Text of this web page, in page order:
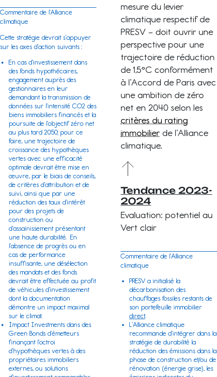
Commentaire de l’Alliance
climatique
Cette stratégie devrait s’appuyer
sur les axes d’action suivants :
En cas d’investissement dans
des fonds hypothécaires,
engagement auprès des
gestionnaires en leur
demandant la transmission de
données sur l’intensité CO2 des
biens immobiliers financés et la
poursuite de l’objectif zéro net
au plus tard 2050; pour ce
faire, une trajectoire de
croissance des hypothèques
vertes avec une efficacité
optimale devrait être mise en
œuvre, par le biais de conseils,
de critères d’attribution et de
suivi, ainsi que par une
réduction des taux d’intérêt
pour des projets de
construction ou
d’assainissement présentant
une haute durabilité. En
l’absence de progrès ou en
cas de performance
insuffisante, une désélection
des mandats et des fonds
devrait être effectuée au profit
de véhicules d’investissement
dont la documentation
démontre un impact maximal
sur le climat.
Impact Investments dans des
Green Bonds d’émetteurs
finançant l’octroi
d’hypothèques vertes à des
propriétaires immobiliers
externes, ou solutions
mesure du levier
climatique respectif de
PRESV – doit ouvrir une
perspective pour une
trajectoire de réduction
de 1,5°C conformément
à l’Accord de Paris avec
une ambition de zéro
net en 2040 selon les
critères du rating
immobilier de l’Alliance
climatique.
Tendance 2023-
2024
Evaluation: potentiel au
Vert clair
Commentaire de l’Alliance
climatique
PRESV a initialisé la
décarbonisation des
chauffages fossiles restants de
son portefeuille immobilier
direct.
L’Alliance climatique
recommande d’intégrer dans la
stratégie de durabilité la
réduction des émissions dans la
phase de construction et/ou de
rénovation (énergie grise), les